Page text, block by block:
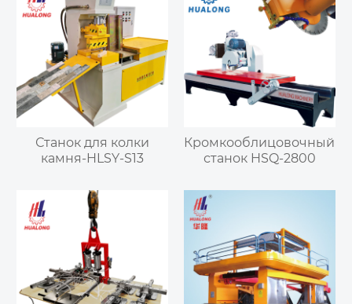
Станок для колки
камня-HLSY-S13
Кромкооблицовочный
станок HSQ-2800